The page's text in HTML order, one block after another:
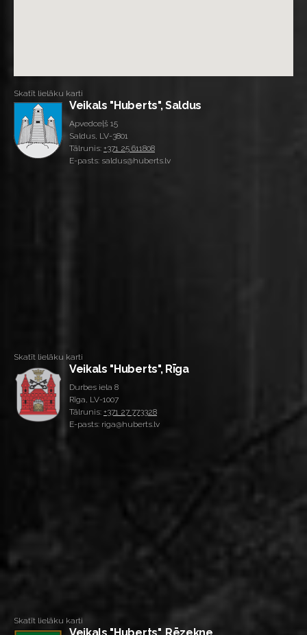
Skatīt lielāku karti
Veikals "Huberts", Saldus
Apvedceļš 15
Saldus, LV-3801
Tālrunis: +371 25 611808
E-pasts: saldus@huberts.lv
Skatīt lielāku karti
Veikals "Huberts", Rīga
Durbes iela 8
Rīga, LV-1007
Tālrunis: +371 27 773328
E-pasts: riga@huberts.lv
Skatīt lielāku karti